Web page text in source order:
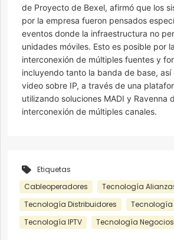
de Proyecto de Bexel, afirmó que los
por la empresa fueron pensados
eventos donde la infraestructura no
unidades móviles. Esto es posible por
interconexión de múltiples fuentes y
incluyendo tanto la banda de base, así
video sobre IP, a través de una
utilizando soluciones MADI y Ravenna
interconexión de múltiples canales.
Etiquetas
Cableoperadores
Tecnología
Tecnología Distribuidores
Tecnología
Tecnología IPTV
Tecnología Negocios